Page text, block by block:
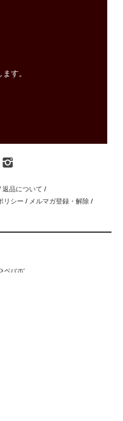
す。
返品について /
リシー / メルマガ登録・解除 /